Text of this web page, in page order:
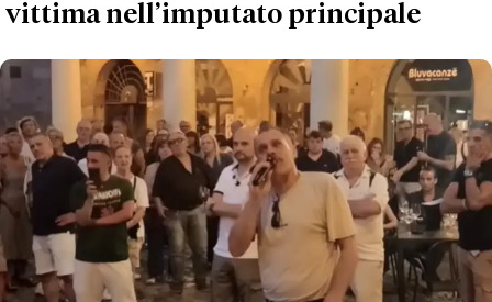
vittima nell’imputato principale